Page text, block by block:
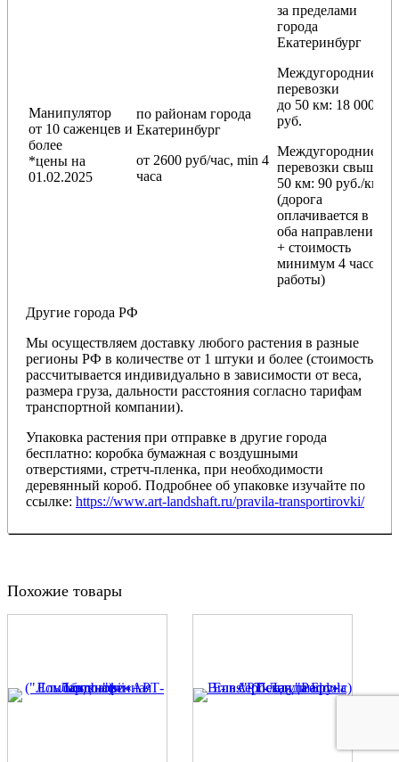
Манипулятор
от 10 саженцев и
более
*цены на
01.02.2025
по районам города
Екатеринбург
от 2600 руб/час, min 4
часа
за пределами
города
Екатеринбург
Междугородние
перевозки
до 50 км: 18 000
руб.
Междугородние
перевозки свыше
50 км: 90 руб./км
(дорога
оплачивается в
оба направления
+ стоимость
минимум 4 часов
работы)
Другие города РФ
Мы осуществляем доставку любого растения в разные
регионы РФ в количестве от 1 штуки и более (стоимость
рассчитывается индивидуально в зависимости от веса,
размера груза, дальности расстояния согласно тарифам
транспортной компании).
Упаковка растения при отправке в другие города
бесплатно: коробка бумажная с воздушными
отверстиями, стретч-пленка, при необходимости
деревянный короб. Подробнее об упаковке изучайте по
ссылке: https://www.art-landshaft.ru/pravila-transportirovki/
Похожие товары